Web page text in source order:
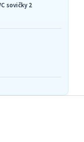
Obrus PVC sovičky 2